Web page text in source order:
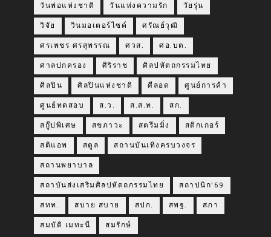
วันพ่อแห่งชาติ วันแห่งความรัก วัยรุ่น
วิจัย วินมอเตอร์ไซค์ ศรัณย์วุฒิ
ศรเพชร ศรสุพรรณ ศวส. ศอ.บต.
ศาลปกครอง ศิริราช ศิลปหัตถกรรมไทย
ศิลปิน ศิลปินแห่งชาติ ศีลอด ศูนย์การค้า
ศูนย์ทดสอบ ส.ว. ส.ส.ท. สก.
สกู๊ปพิเศษ สขภาวะ สตรีมมิ่ง สติกเกอร์
สติแอพ สตูล สถานบันเทิงครบวงจร
สถานพยาบาล
สถาบันส่งเสริมศิลปหัตถกรรมไทย สถาปนิก’69
สทท. สบาย สบาย สปก. สพฐ. สภา
สมบัติ เมทะนี สมรักษ์